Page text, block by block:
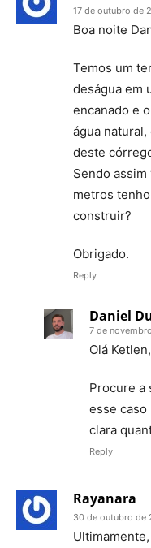
17 de outubro de
Boa noite
Temos um
deságua em
encanado e
água
deste
Sendo
metros
construir?
Obrigado.
Reply
Daniel
7 de
Olá Ketlen,
Procure a
esse caso
clara
Reply
Rayanara
30 de outubro de